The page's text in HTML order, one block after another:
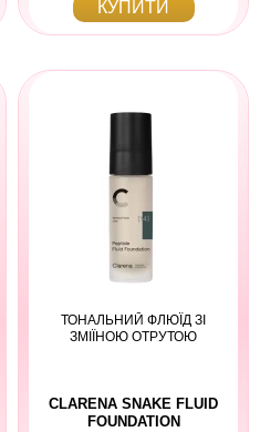
КУПИТИ
ТОНАЛЬНИЙ ФЛЮЇД ЗІ
ЗМІЇНОЮ ОТРУТОЮ
CLARENA SNAKE FLUID
FOUNDATION